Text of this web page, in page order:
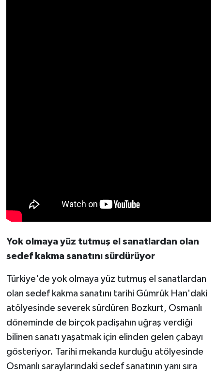
Yok olmaya yüz tutmuş el sanatlardan olan
sedef kakma sanatını sürdürüyor
Türkiye'de yok olmaya yüz tutmuş el sanatlardan
olan sedef kakma sanatını tarihi Gümrük Han'daki
atölyesinde severek sürdüren Bozkurt, Osmanlı
döneminde de birçok padişahın uğraş verdiği
bilinen sanatı yaşatmak için elinden gelen çabayı
gösteriyor. Tarihi mekanda kurduğu atölyesinde
Osmanlı saraylarındaki sedef sanatının yanı sıra